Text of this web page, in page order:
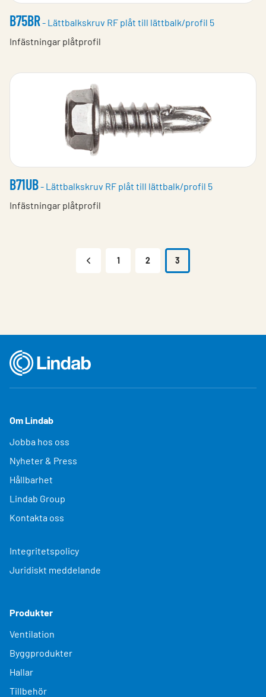
B75BR- Lättbalkskruv RF plåt till lättbalk/profil 5
Infästningar plåtprofil
B71UB- Lättbalkskruv RF plåt till lättbalk/profil 5
Infästningar plåtprofil
1 2 3
Om Lindab
Jobba hos oss
Nyheter & Press
Hållbarhet
Lindab Group
Kontakta oss
Integritetspolicy
Juridiskt meddelande
Produkter
Ventilation
Byggprodukter
Hallar
Tillbehör